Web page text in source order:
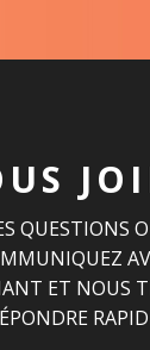
QUESTIONS
ET NOUS